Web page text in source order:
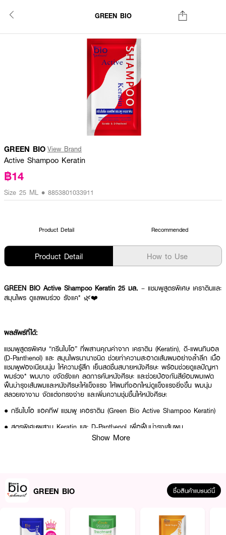
GREEN BIO
GREEN BIO View Brand
Active Shampoo Keratin
฿14
Size 25 ML • 8853801033911
Product Detail Recommended
Product Detail How to Use
GREEN BIO Active Shampoo Keratin 25 มล. – แชมพูสูตรพิเศษ เคราตินและ
สมุนไพร ดูแลผมร่วง รังแค* 🌿❤️
ผลลัพธ์ที่ได้:
แชมพูสูตรพิเศษ “กรีนไบโอ” ที่ผสานคุณค่าจาก เคราติน (Keratin), ดี-แพนทินอล
(D-Panthenol) และ สมุนไพรนานาชนิด ช่วยทำความสะอาดเส้นผมอย่างล้ำลึก เนื้อ
แชมพูฟองเนียนนุ่ม ให้ความรู้สึก เย็นสดชื่นสบายหนังศีรษะ พร้อมช่วยดูแลปัญหา
ผมร่วง* ผมบาง ขจัดรังแค ลดการคันหนังศีรษะ และช่วยป้องกันสีย้อมผมเฟด
ฟื้นบำรุงเส้นผมและหนังศีรษะให้แข็งแรง ให้ผมที่งอกใหม่ดูแข็งแรงยิ่งขึ้น ผมนุ่ม
สลวยเงางาม จัดแต่งทรงง่าย และเพิ่มความชุ่มชื้นให้หนังศีรษะ
● กรีนไบโอ แอคทีฟ แชมพู เคอราติน (Green Bio Active Shampoo Keratin)
● สูตรพิเศษผสาน Keratin และ D-Panthenol เพื่อฟื้นบำรุงเส้นผม
● มี Piroctone Olamine และสมุนไพร ช่วยดูแลปัญหารังแค
● เนื้อแชมพูฟองเนียนนุ่ม
● ปริมาณ: 25 มล.
Show More
GREEN BIO ซื้อสินค้าแบรนด์นี้